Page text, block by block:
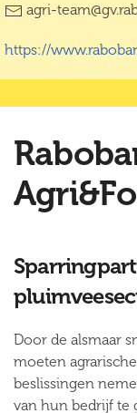
agri-
https://
Door de alsmaar
moeten
beslissingen
van hun bedrijf te